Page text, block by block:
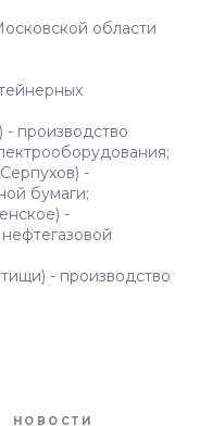
области
производство
-
бумаги;
-
- производство
НОВОСТИ